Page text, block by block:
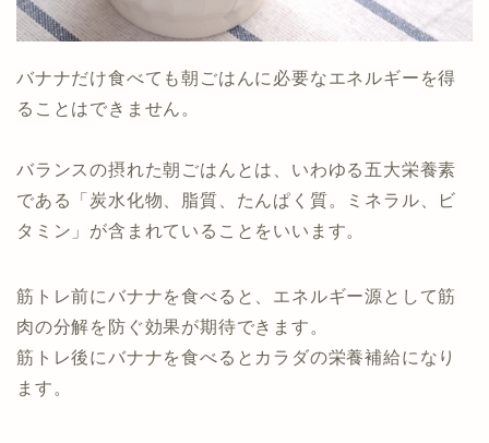
バナナだけ食べても朝ごはんに必要なエネルギーを得
ることはできません。
バランスの摂れた朝ごはんとは、いわゆる五大栄養素
である「炭水化物、脂質、たんぱく質。ミネラル、ビ
タミン」が含まれていることをいいます。
筋トレ前にバナナを食べると、エネルギー源として筋
肉の分解を防ぐ効果が期待できます。
筋トレ後にバナナを食べるとカラダの栄養補給になり
ます。